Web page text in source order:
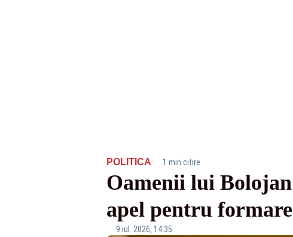
POLITICA· 1 min citire
Oamenii lui
apel pentru
9 iul. 2026, 14:35